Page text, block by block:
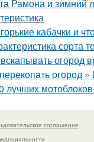
Рамона и зимний
кабачки и
сорта
огород
огород
лучших
соглашение